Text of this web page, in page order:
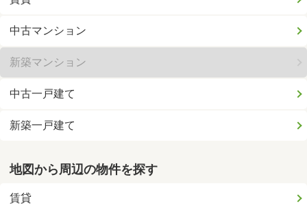
中古マンション
新築マンション
中古一戸建て
新築一戸建て
地図から周辺の物件を探す
賃貸